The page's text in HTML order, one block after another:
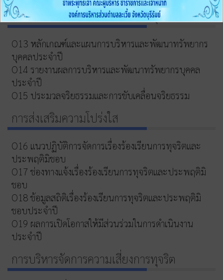
การบริหารและพัฒนาทรัพยากรบุคคล
O13 หลักเกณฑ์และแผนการบริหารและพัฒนาทรัพยากร
บุคคลประจำปี
O14 รายงานผลการบริหารและพัฒนาทรัพยากรบุคคล
ประจำปี
O15 ประมวลจริยธรรมและการขับเคลื่อนจริยธรรม
การส่งเสริมความโปร่งใส
O16 แนวปฏิบัติการจัดการเรื่องร้องเรียนการทุจริตและ
ประพฤติมิชอบ
O17 ช่องทางแจ้งเรื่องร้องเรียนการทุจริตและประพฤติมิ
ชอบ
O18 ข้อมูลสถิติเรื่องร้องเรียนการทุจริตและประพฤติมิ
ชอบประจำปี
O19 ผลการเปิดโอกาสให้มีส่วนร่วมในการดำเนินงาน
ประจำปี
การบริหารจัดการความเสี่ยงการทุจริต